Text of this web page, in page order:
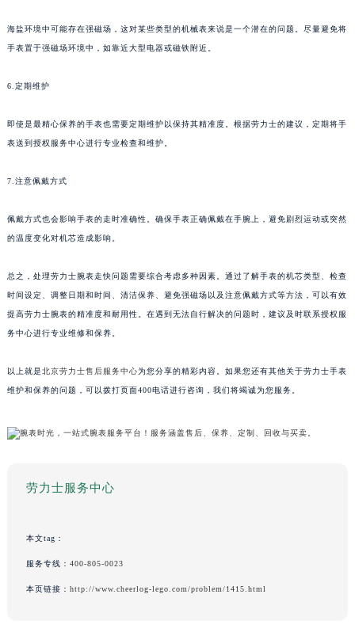
海盐环境中可能存在强磁场，这对某些类型的机械表来说是一个潜在的问题。尽量避免将
手表置于强磁场环境中，如靠近大型电器或磁铁附近。
6.定期维护
即使是最精心保养的手表也需要定期维护以保持其精准度。根据劳力士的建议，定期将手
表送到授权服务中心进行专业检查和维护。
7.注意佩戴方式
佩戴方式也会影响手表的走时准确性。确保手表正确佩戴在手腕上，避免剧烈运动或突然
的温度变化对机芯造成影响。
总之，处理劳力士腕表走快问题需要综合考虑多种因素。通过了解手表的机芯类型、检查
时间设定、调整日期和时间、清洁保养、避免强磁场以及注意佩戴方式等方法，可以有效
提高劳力士腕表的精准度和耐用性。在遇到无法自行解决的问题时，建议及时联系授权服
务中心进行专业维修和保养。
以上就是北京劳力士售后服务中心为您分享的精彩内容。如果您还有其他关于劳力士手表
维护和保养的问题，可以拨打页面400电话进行咨询，我们将竭诚为您服务。
劳力士服务中心
本文tag：
服务专线： 400-805-0023
本页链接： http://www.cheerlog-lego.com/problem/1415.html